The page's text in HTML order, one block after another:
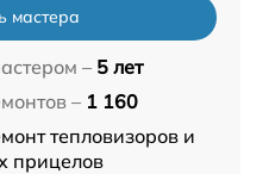
мастера
– 5 лет
– 1 160
тепловизоров и
прицелов